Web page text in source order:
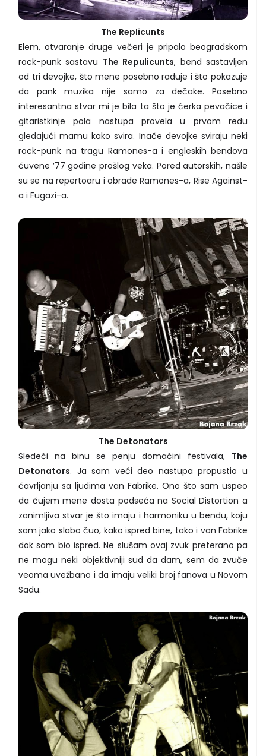
The Replicunts
Elem, otvaranje druge večeri je pripalo beogradskom
rock-punk sastavu The Repulicunts, bend sastavljen
od tri devojke, što mene posebno raduje i što pokazuje
da pank muzika nije samo za dečake. Posebno
interesantna stvar mi je bila ta što je ćerka pevačice i
gitaristkinje pola nastupa provela u prvom redu
gledajući mamu kako svira. Inače devojke sviraju neki
rock-punk na tragu Ramones-a i engleskih bendova
čuvene ’77 godine prošlog veka. Pored autorskih, našle
su se na repertoaru i obrade Ramones-a, Rise Against-
a i Fugazi-a.
The Detonators
Sledeći na binu se penju domaćini festivala, The
Detonators. Ja sam veći deo nastupa propustio u
čavrljanju sa ljudima van Fabrike. Ono što sam uspeo
da čujem mene dosta podseća na Social Distortion a
zanimljiva stvar je što imaju i harmoniku u bendu, koju
sam jako slabo čuo, kako ispred bine, tako i van Fabrike
dok sam bio ispred. Ne slušam ovaj zvuk preterano pa
ne mogu neki objektivniji sud da dam, sem da zvuče
veoma uvežbano i da imaju veliki broj fanova u Novom
Sadu.